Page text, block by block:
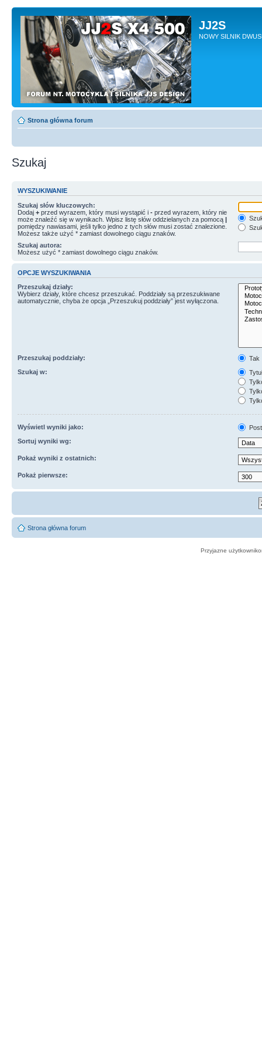
JJ2S
NOWY SILNIK
Strona główna forum
Szukaj
WYSZUKIWANIE
Szukaj słów kluczowych:
Dodaj + przed wyrazem, który musi wystąpić i - przed wyrazem, który nie
może znaleźć się w wynikach. Wpisz listę słów oddzielanych za pomocą |
pomiędzy nawiasami, jeśli tylko jedno z tych słów musi zostać znalezione.
Możesz także użyć * zamiast dowolnego ciągu znaków.
Szukaj autora:
Możesz użyć * zamiast dowolnego ciągu znaków.
OPCJE WYSZUKIWANIA
Przeszukaj działy:
Wybierz działy, które chcesz przeszukać. Poddziały są przeszukiwane
automatycznie, chyba że opcja „Przeszukuj poddziały” jest wyłączona.
Przeszukaj poddziały:
Tak
Szukaj w:
Wyświetl wyniki jako:
Sortuj wyniki wg:
Pokaż wyniki z ostatnich:
Pokaż pierwsze:
Strona główna forum
Przyjazne